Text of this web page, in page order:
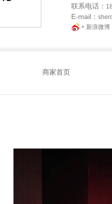
联系电话：
E-mail：
+ 新浪微博
商家首页